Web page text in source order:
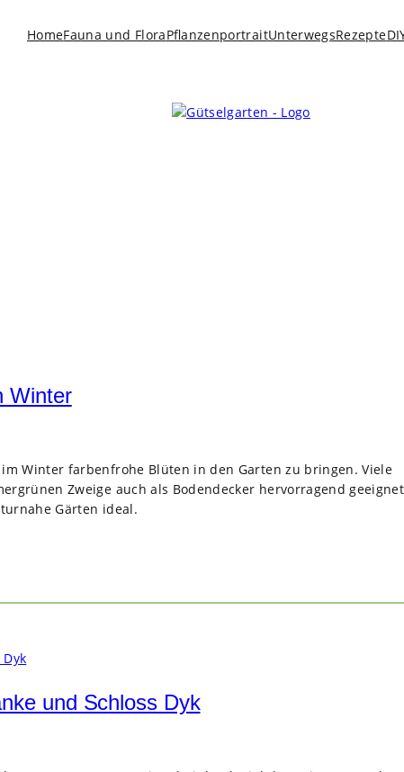
HomeFauna und FloraPflanzenportraitUnterwegsRezepte
Winter
Winter farbenfrohe Blüten in den Garten zu bringen. Viele
Zweige auch als Bodendecker hervorragend
Gärten ideal.
und Schloss Dyk